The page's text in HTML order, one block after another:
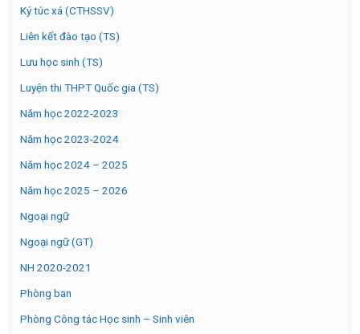
Ký túc xá (CTHSSV)
Liên kết đào tạo (TS)
Lưu học sinh (TS)
Luyện thi THPT Quốc gia (TS)
Năm học 2022-2023
Năm học 2023-2024
Năm học 2024 – 2025
Năm học 2025 – 2026
Ngoại ngữ
Ngoại ngữ (GT)
NH 2020-2021
Phòng ban
Phòng Công tác Học sinh – Sinh viên